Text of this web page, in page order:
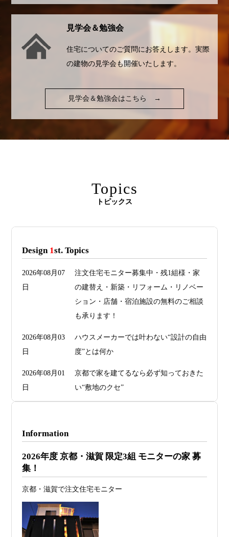
見学会＆勉強会
住宅についてのご質問にお答えします。実際
の建物の見学会も開催いたします。
見学会＆勉強会はこちら →
Topics
トピックス
Design 1st. Topics
2026年08月07
日
注文住宅モニター募集中・残1組様・家
の建替え・新築・リフォーム・リノベー
ション・店舗・宿泊施設の無料のご相談
も承ります！
2026年08月03
日
ハウスメーカーでは叶わない“設計の自由
度”とは何か
2026年08月01
日
京都で家を建てるなら必ず知っておきた
い“敷地のクセ”
日
ァーススト一級建築士事務所が考える“設
2026年07月24
旗竿地・狭小地は「土地代が安い＝お
得」ではない ―道路が狭い京都・滋賀で
こそ知っておくべき“建築費が上がる理
Information
2026年度 京都・滋賀 限定3組 モニターの家 募
集！
京都・滋賀で注文住宅モニター